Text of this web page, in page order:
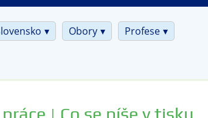
Obory
Profese
| Co se píše v tisku